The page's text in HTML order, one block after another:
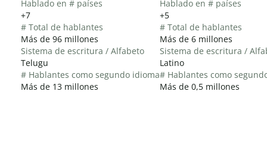
Hablado en # países
+7
# Total de hablantes
Más de 96 millones
Sistema de escritura / Alfabeto
Telugu
# Hablantes como segundo idioma
Más de 13 millones
Hablado en # países
+5
# Total de hablantes
Más de 6 millones
Sistema de escritura /
Latino
# Hablantes como
Más de 0,5 millones